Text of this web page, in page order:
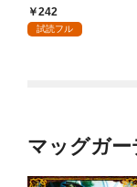
りました！（コミッ
ク）【分冊版】 1
242
試読フル
マッグガ